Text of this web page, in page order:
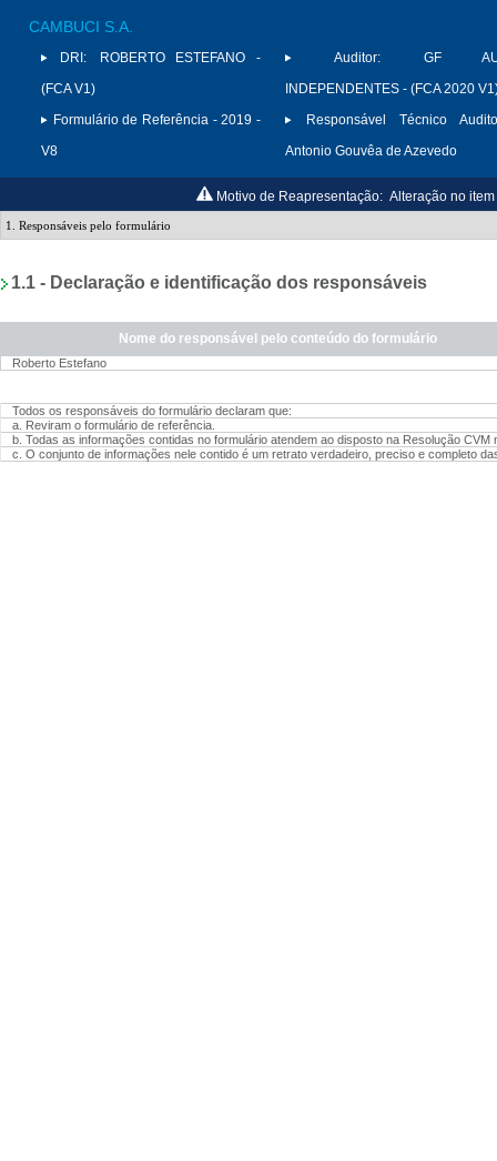
CAMBUCI S.A.
DRI:
ROBERTO ESTEFANO -
(FCA V1)
Formulário de Referência - 2019 -
V8
Auditor:
GF
INDEPENDENTES - (FCA 2020
Responsável Técnico
Antonio Gouvêa de Azevedo
Motivo de Reapresentação: Alteração no